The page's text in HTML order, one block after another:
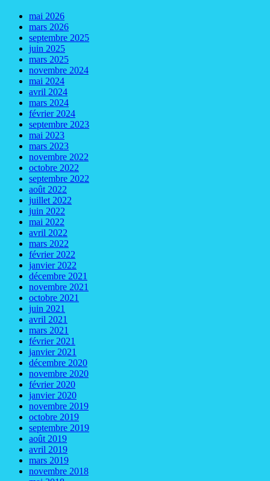
mai 2026
mars 2026
septembre 2025
juin 2025
mars 2025
novembre 2024
mai 2024
avril 2024
mars 2024
février 2024
septembre 2023
mai 2023
mars 2023
novembre 2022
octobre 2022
septembre 2022
août 2022
juillet 2022
juin 2022
mai 2022
avril 2022
mars 2022
février 2022
janvier 2022
décembre 2021
novembre 2021
octobre 2021
juin 2021
avril 2021
mars 2021
février 2021
janvier 2021
décembre 2020
novembre 2020
février 2020
janvier 2020
novembre 2019
octobre 2019
septembre 2019
août 2019
avril 2019
mars 2019
novembre 2018